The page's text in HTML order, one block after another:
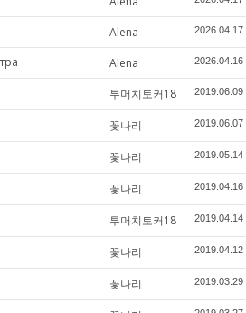
Alena 2026.04.17
Alena 2026.04.16
투머치토커18 2019.06.09
꽃나리 2019.06.07
꽃나리 2019.05.14
꽃나리 2019.04.16
투머치토커18 2019.04.14
꽃나리 2019.04.12
꽃나리 2019.03.29